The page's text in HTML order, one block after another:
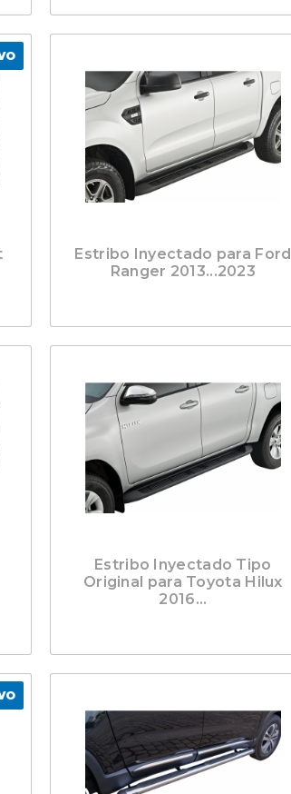
Estribo Inyectado para Ford
Ranger 2013...2023
Estribo Inyectado Tipo
Original para Toyota Hilux
2016...